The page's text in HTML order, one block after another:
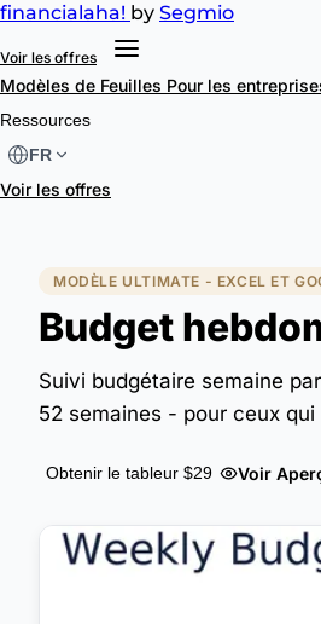
financialaha! by Segmio
Voir les offres
Modèles de Feuilles Pour les
Ressources
FR
Voir les offres
MODÈLE ULTIMATE - EXCEL ET
Budget
Suivi budgétaire semaine
52 semaines - pour ceux
Obtenir le tableur $29 Voir